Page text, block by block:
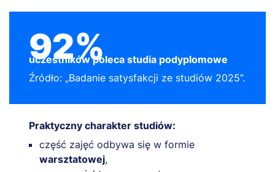
92%
uczestników poleca studia podyplomowe
Źródło: „Badanie satysfakcji ze studiów 2025”.
Praktyczny charakter studiów:
część zajęć odbywa się w formie
warsztatowej,